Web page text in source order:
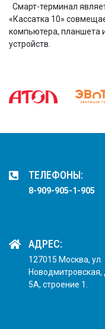
Смарт-терминал
«Кассатка 10»
компьютера, планшета
устройств.
ТЕЛЕФОНЫ:
8-909-905-1-905
АДРЕС:
127015 Москва, ул.
Новодмитровская,
5А, строение 1.